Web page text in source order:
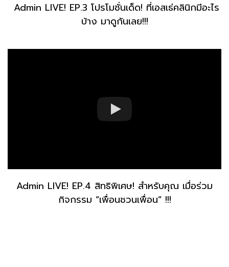
Admin LIVE! EP.3 โปรโมชั่นเด็ด! ที่เอสเธ่คลินิกมีอะไร
บ้าง มาดูกันเลย!!!
Admin LIVE! EP.4 สิทธิพิเศษ! สำหรับคุณ เมื่อร่วม
กิจกรรม “เพื่อนชวนเพื่อน” !!!